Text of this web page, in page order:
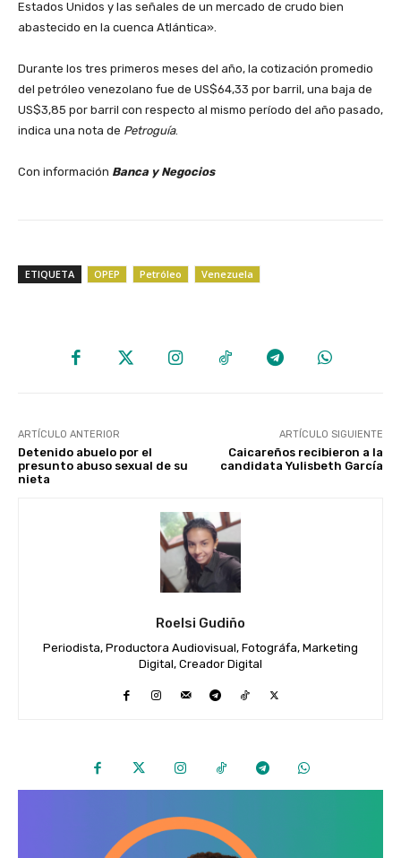
Estados Unidos y las señales de un mercado de crudo bien
abastecido en la cuenca Atlántica».
‎Durante los tres primeros meses del año, la cotización promedio
del petróleo venezolano fue de US$64,33 por barril, una baja de
US$3,85 por barril con respecto al mismo período del año pasado,
indica una nota de Petroguía.
‎Con información Banca y Negocios
ETIQUETA OPEP Petróleo Venezuela
ARTÍCULO ANTERIOR
Detenido abuelo por el
presunto abuso sexual de su
nieta
ARTÍCULO SIGUIENTE
Caicareños recibieron a la
candidata Yulisbeth García
Roelsi Gudiño
Periodista, Productora Audiovisual, Fotográfa, Marketing
Digital, Creador Digital